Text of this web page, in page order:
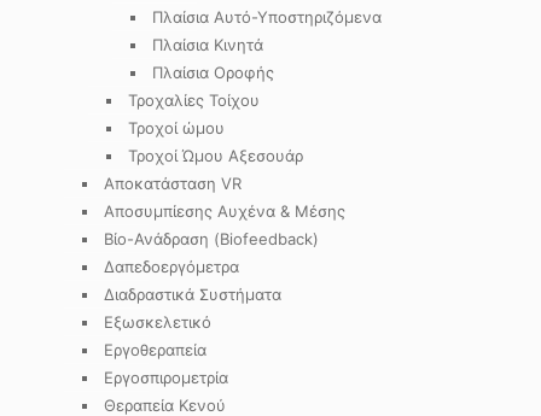
Πλαίσια Αυτό-Υποστηριζόμενα
Πλαίσια Κινητά
Πλαίσια Οροφής
Τροχαλίες Τοίχου
Τροχοί ώμου
Τροχοί Ώμου Αξεσουάρ
Αποκατάσταση VR
Αποσυμπίεσης Αυχένα & Μέσης
Βίο-Ανάδραση (Biofeedback)
Δαπεδοεργόμετρα
Διαδραστικά Συστήματα
Εξωσκελετικό
Εργοθεραπεία
Εργοσπιρομετρία
Θεραπεία Κενού